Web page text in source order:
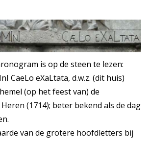
is op de steen te lezen:
CaeLo eXaLtata, d.w.z. (dit huis)
(op het feest van) de
(1714); beter bekend als de dag
van de grotere hoofdletters bij